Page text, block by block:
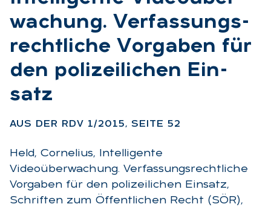
wa­chung. Ver­fas­sungs­
recht­li­che Vor­ga­ben für
den po­li­zei­li­chen Ein­
satz
AUS DER RDV 1/2015, SEI­TE 52
Held, Cornelius, Intelligente
Videoüberwachung. Verfassungsrechtliche
Vorgaben für den polizeilichen Einsatz,
Schriften zum Öffentlichen Recht (SÖR),